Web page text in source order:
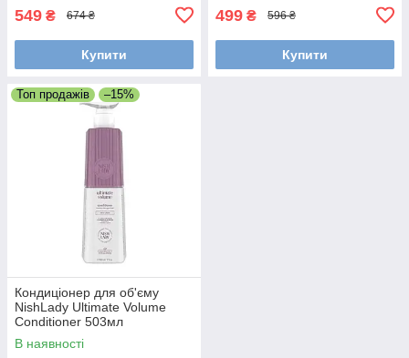
549 ₴ 674 ₴
Купити
499 ₴ 596 ₴
Купити
Топ продажів –15%
Кондиціонер для об'єму
NishLady Ultimate Volume
Conditioner 503мл
(20101015)
В наявності